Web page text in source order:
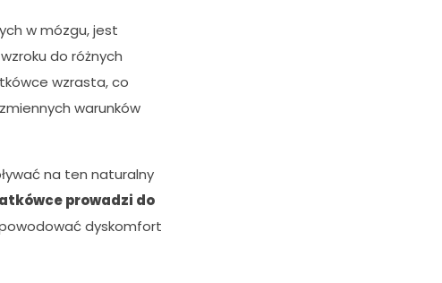
w mózgu, jest
do różnych
wzrasta, co
warunków
na ten naturalny
prowadzi do
dyskomfort